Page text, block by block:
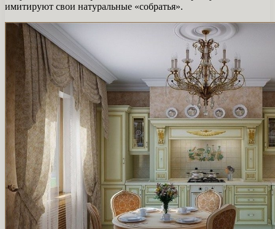
имитируют свои натуральные «собратья».